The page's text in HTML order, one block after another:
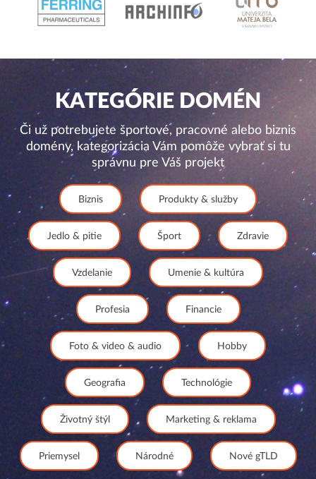
KATEGÓRIE DOMÉN
Či už potrebujete športové, pracovné alebo biznis
domény, kategorizácia Vám pomôže vybrať si tu
správnu pre Váš projekt
Biznis Produkty & služby
Jedlo & pitie Šport Zdravie
Vzdelanie Umenie & kultúra
Profesia Financie
Foto & video & audio Hobby
Geografia Technológie
Životný štýl Marketing & reklama
Priemysel Národné Nové gTLD